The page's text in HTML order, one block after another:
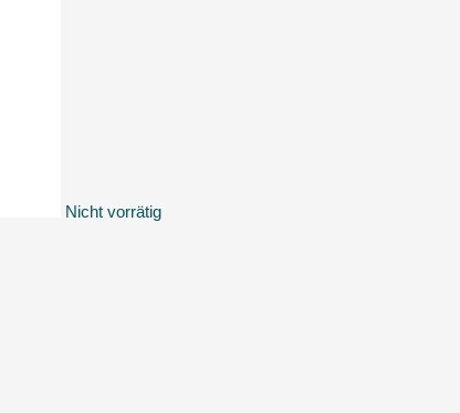
Nicht vorrätig